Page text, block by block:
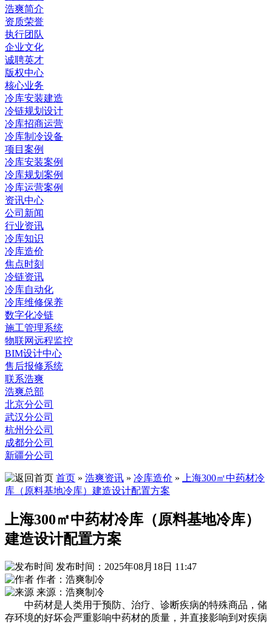
浩爽简介
资质荣誉
执行团队
企业文化
诚聘英才
版权中心
核心业务
冷库安装建造
冷链规划设计
冷库招商运营
冷库制冷设备
项目案例
冷库安装案例
冷库规划案例
冷库运营案例
资讯中心
公司新闻
行业资讯
冷库知识
冷库造价
焦点时刻
冷链资讯
冷库自动化
冷库维修保养
数字化冷链
施工管理系统
物联网远程监控
BIM设计中心
售后报修系统
联系浩爽
浩爽总部
北京分公司
武汉分公司
杭州分公司
成都分公司
新疆分公司
首页 » 浩爽资讯 » 冷库造价 »
上海300㎡中药材冷
库（原料基地冷库）建造设计配置方案
上海300㎡中药材冷库（原料基地冷库）
建造设计配置方案
发布时间：2025年08月18日 11:47
作者：浩爽制冷
来源：浩爽制冷
中药材是人类用于预防、治疗、诊断疾病的特殊商品，储
存环境的好坏会严重影响中药材的质量，并直接影响到对疾病